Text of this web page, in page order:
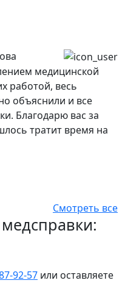
медицинской
работой, весь
объяснили и все
Благодарю вас за
тратит время на
Смотреть все
92-57 или оставляете